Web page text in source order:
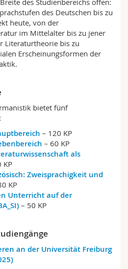
Fak.des Studienbereichs offen:
des Deutschen bis zu
heute, von der
im Mittelalter bis zu jener
Literaturtheorie bis zu
Erscheinungsformen der
bietet fünf
– 120 KP
– 60 KP
als
KP
Zweisprachigkeit und
KP
Unterricht auf der
– 50 KP
an der Universität Freiburg